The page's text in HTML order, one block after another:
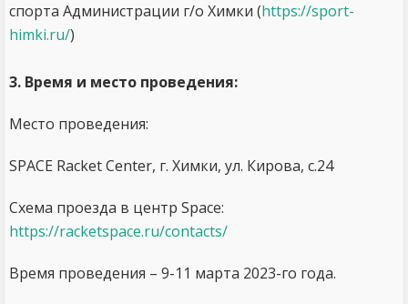
спорта Администрации г/о Химки (https://sport-
himki.ru/)
3. Время и место проведения:
Место проведения:
SPACE Racket Center, г. Химки, ул. Кирова, с.24
Схема проезда в центр Space:
https://racketspace.ru/contacts/
Время проведения – 9-11 марта 2023-го года.